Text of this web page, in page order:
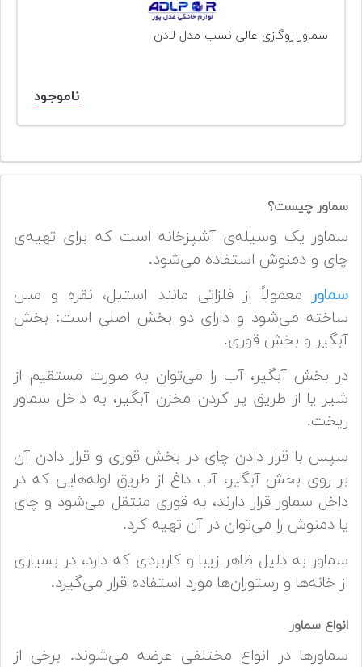
سماور روگازی عالی نسب مدل لادن
ناموجود
سماور چیست؟
سماور یک وسیله‌ی آشپزخانه است که برای تهیه‌ی
چای و دمنوش استفاده می‌شود.
سماور
معمولاً از فلزاتی مانند استیل، نقره و مس
ساخته می‌شود و دارای دو بخش اصلی است: بخش
آبگیر و بخش قوری.
در بخش آبگیر، آب را می‌توان به صورت مستقیم از
شیر یا از طریق پر کردن مخزن آبگیر، به داخل سماور
ریخت.
سپس با قرار دادن چای در بخش قوری و قرار دادن آن
بر روی بخش آبگیر، آب داغ از طریق لوله‌هایی که در
داخل سماور قرار دارند، به قوری منتقل می‌شود و چای
یا دمنوش را می‌توان در آن تهیه کرد.
سماور به دلیل ظاهر زیبا و کاربردی که دارد، در بسیاری
از خانه‌ها و رستوران‌ها مورد استفاده قرار می‌گیرد.
انواع سماور
سماورها در انواع مختلفی عرضه می‌شوند. برخی از